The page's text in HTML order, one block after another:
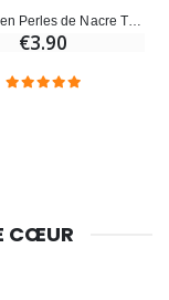
Chapelet en Perles de Nacre Turquoise
€3.90
CŒUR